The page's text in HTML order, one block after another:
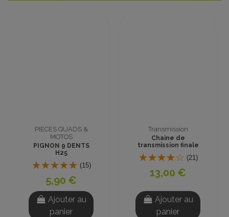
PIECES QUADS &
MOTOS
PIGNON 9 DENTS
H25
(15)
5,90 €
Ajouter au
panier
Transmission
Chaine de
transmission finale
H25 46 maillons
(21)
13,00 €
Ajouter au
panier